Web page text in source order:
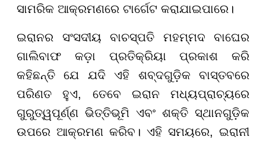
ସାମରିକ ଆକ୍ରମଣରେ ଟାର୍ଗେଟ କରାଯାଇପାରେ।
ଇରାନର ସଂସଦୀୟ ବାଚସ୍ପତି ମହମ୍ମଦ ବାଘେର
ଗାଲିବାଫ କଡ଼ା ପ୍ରତିକ୍ରିୟା ପ୍ରକାଶ କରି
କହିଛନ୍ତି ଯେ ଯଦି ଏହି ଶବ୍ଦଗୁଡ଼ିକ ବାସ୍ତବରେ
ପରିଣତ ହୁଏ, ତେବେ ଇରାନ ମଧ୍ୟପ୍ରାଚ୍ୟରେ
ଗୁରୁତ୍ୱପୂର୍ଣ୍ଣ ଭିତ୍ତିଭୂମି ଏବଂ ଶକ୍ତି ସ୍ଥାନଗୁଡ଼ିକ
ଉପରେ ଆକ୍ରମଣ କରିବ। ଏହି ସମୟରେ, ଇରାନୀ